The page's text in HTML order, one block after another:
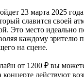
23 марта 2025
славится своей
Это место идеально
каждому зрителю
на сцене.
от 1200 ₽ вы
концерте действуют